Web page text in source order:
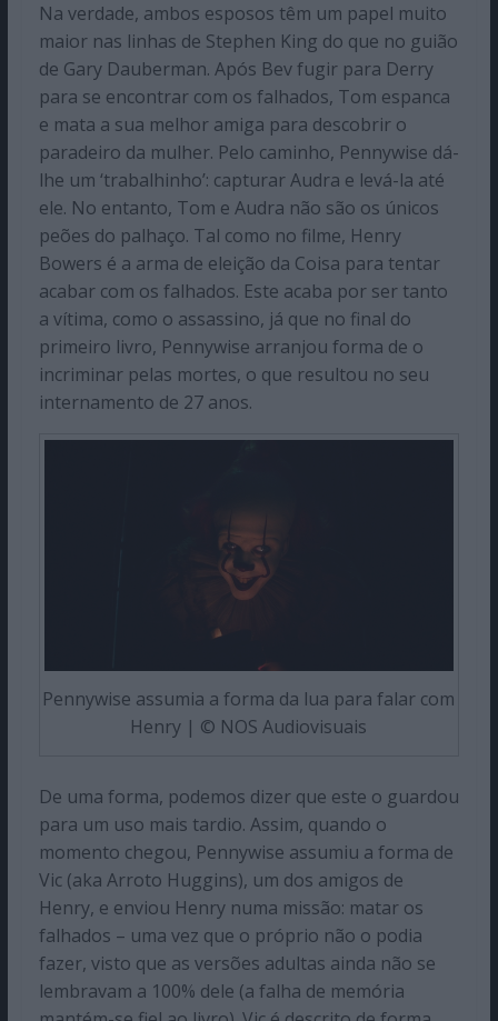
Na verdade, ambos esposos têm um papel muito
maior nas linhas de Stephen King do que no guião
de Gary Dauberman. Após Bev fugir para Derry
para se encontrar com os falhados, Tom espanca
e mata a sua melhor amiga para descobrir o
paradeiro da mulher. Pelo caminho, Pennywise dá-
lhe um ‘trabalhinho’: capturar Audra e levá-la até
ele. No entanto, Tom e Audra não são os únicos
peões do palhaço. Tal como no filme, Henry
Bowers é a arma de eleição da Coisa para tentar
acabar com os falhados. Este acaba por ser tanto
a vítima, como o assassino, já que no final do
primeiro livro, Pennywise arranjou forma de o
incriminar pelas mortes, o que resultou no seu
internamento de 27 anos.
Pennywise assumia a forma da lua para falar com
Henry | © NOS Audiovisuais
De uma forma, podemos dizer que este o guardou
para um uso mais tardio. Assim, quando o
momento chegou, Pennywise assumiu a forma de
Vic (aka Arroto Huggins), um dos amigos de
Henry, e enviou Henry numa missão: matar os
falhados – uma vez que o próprio não o podia
fazer, visto que as versões adultas ainda não se
lembravam a 100% dele (a falha de memória